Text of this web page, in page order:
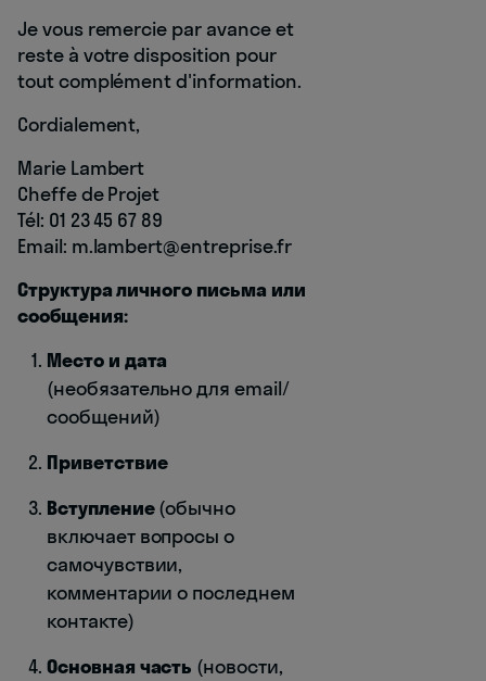
Je vous remercie par avance et
reste à votre disposition pour
tout complément d'information.
Cordialement,
Marie Lambert
Cheffe de Projet
Tél: 01 23 45 67 89
Email: m.lambert@entreprise.fr
Структура личного письма или
сообщения:
Место и дата
(необязательно для email/
сообщений)
Приветствие
Вступление(обычно
включает вопросы о
самочувствии,
комментарии о последнем
контакте)
Основная часть (новости,